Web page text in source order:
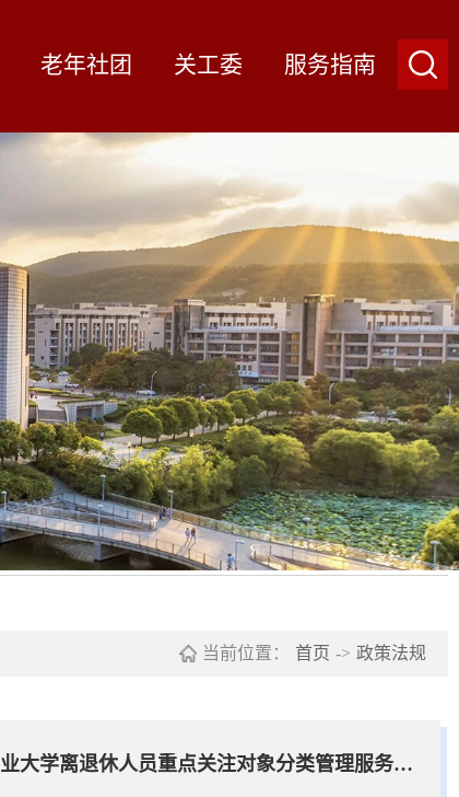
老年社团 关工委 服务指南
当前位置： 首页 -> 政策法规
中国矿业大学离退休人员重点关注对象分类管理服务细则